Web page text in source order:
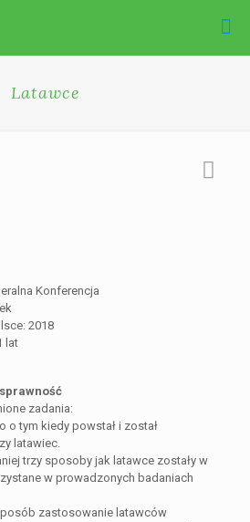
Latawce
Konferencja
2018
lat
zadania:
o tym kiedy powstał i został
latawiec.
trzy sposoby jak latawce zostały w
w prowadzonych badaniach
zastosowanie latawców